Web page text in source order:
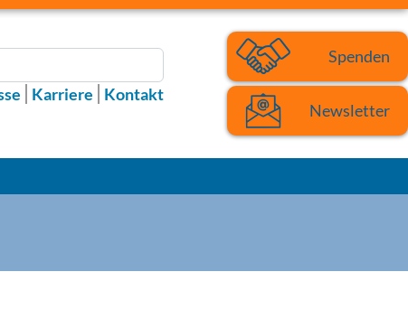
Karriere Kontakt
Spenden
Newsletter